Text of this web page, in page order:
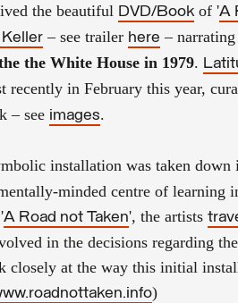
the beautiful DVD/Book of 'A
– see trailer here –
the White House in 1979.
recently in February this year,
– see images.
installation was taken down
minded centre of learning
A Road not Taken', the artists
in the decisions regarding
closely at the way this initial
)